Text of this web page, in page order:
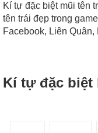
Kí tự đặc biệt mũi tên
tên trái đẹp trong
Facebook, Liên Quân,
Kí tự đặc biệt